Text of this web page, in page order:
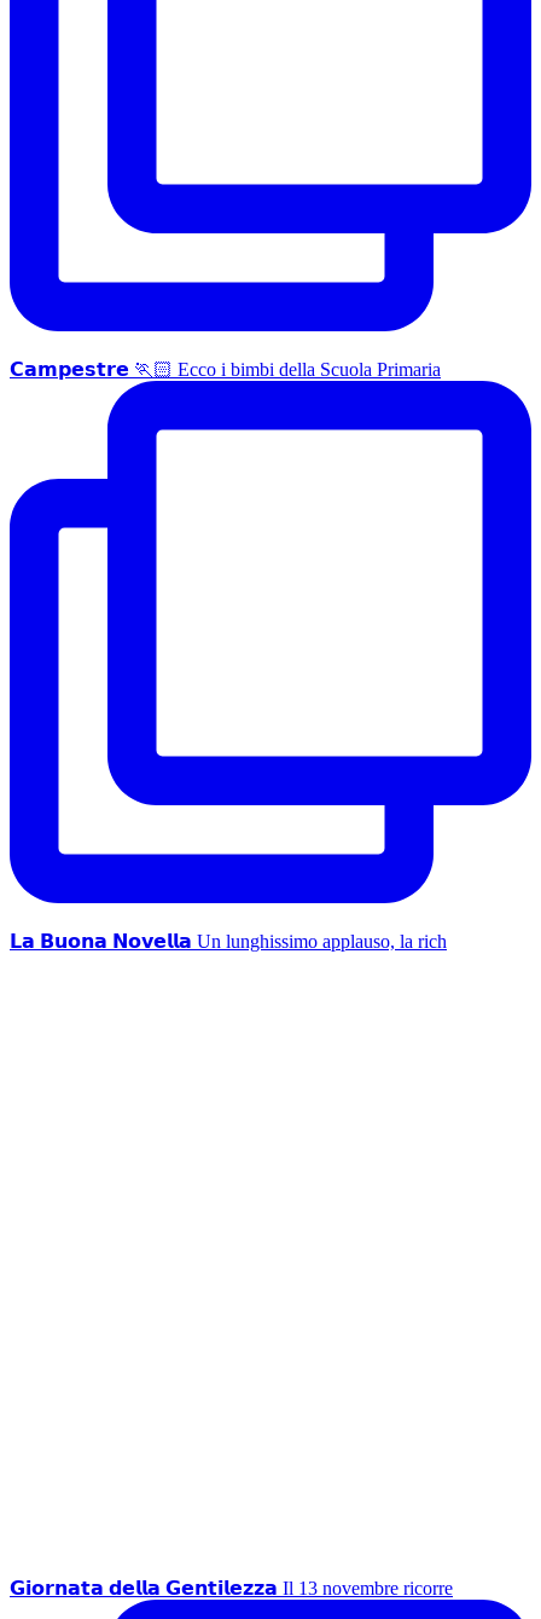
𝗖𝗮𝗺𝗽𝗲𝘀𝘁𝗿𝗲 🏃🏻 Ecco i bimbi della Scuola Primaria
𝗟𝗮 𝗕𝘂𝗼𝗻𝗮 𝗡𝗼𝘃𝗲𝗹𝗹𝗮 Un lunghissimo applauso, la rich
𝗚𝗶𝗼𝗿𝗻𝗮𝘁𝗮 𝗱𝗲𝗹𝗹𝗮 𝗚𝗲𝗻𝘁𝗶𝗹𝗲𝘇𝘇𝗮 Il 13 novembre ricorre